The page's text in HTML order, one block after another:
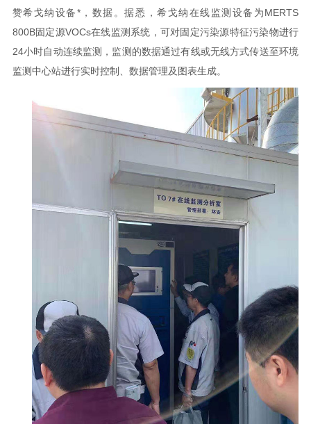
赞希戈纳设备*，数据。据悉，希戈纳在线监测设备为MERTS
800B固定源VOCs在线监测系统，可对固定污染源特征污染物进行
24小时自动连续监测，监测的数据通过有线或无线方式传送至环境
监测中心站进行实时控制、数据管理及图表生成。